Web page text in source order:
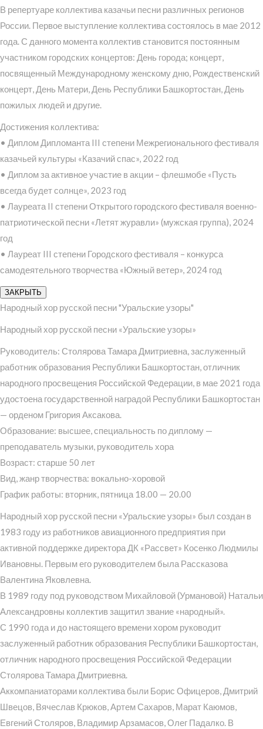
В репертуаре коллектива казачьи песни различных регионов
России. Первое выступление коллектива состоялось в мае 2012
года. С данного момента коллектив становится постоянным
участником городских концертов: День города; концерт,
посвященный Международному женскому дню, Рождественский
концерт, День Матери, День Республики Башкортостан, День
пожилых людей и другие.
Достижения коллектива:
• Диплом Дипломанта III степени Межрегионального фестиваля
казачьей культуры «Казачий спас», 2022 год
• Диплом за активное участие в акции – флешмобе «Пусть
всегда будет солнце», 2023 год
• Лауреата II степени Открытого городского фестиваля военно-
патриотической песни «Летят журавли» (мужская группа), 2024
год
• Лауреат III степени Городского фестиваля – конкурса
самодеятельного творчества «Южный ветер», 2024 год
ЗАКРЫТЬ
Народный хор русской песни "Уральские узоры"
Народный хор русской песни «Уральские узоры»
Руководитель: Столярова Тамара Дмитриевна, заслуженный
работник образования Республики Башкортостан, отличник
народного просвещения Российской Федерации, в мае 2021 года
удостоена государственной наградой Республики Башкортостан
— орденом Григория Аксакова.
Образование: высшее, специальность по диплому —
преподаватель музыки, руководитель хора
Возраст: старше 50 лет
Вид, жанр творчества: вокально-хоровой
График работы: вторник, пятница 18.00 — 20.00
Народный хор русской песни «Уральские узоры» был создан в
1983 году из работников авиационного предприятия при
активной поддержке директора ДК «Рассвет» Косенко Людмилы
Ивановны. Первым его руководителем была Рассказова
Валентина Яковлевна.
В 1989 году под руководством Михайловой (Урмановой) Натальи
Александровны коллектив защитил звание «народный».
С 1990 года и до настоящего времени хором руководит
заслуженный работник образования Республики Башкортостан,
отличник народного просвещения Российской Федерации
Столярова Тамара Дмитриевна.
Аккомпаниаторами коллектива были Борис Офицеров, Дмитрий
Швецов, Вячеслав Крюков, Артем Сахаров, Марат Каюмов,
Евгений Столяров, Владимир Арзамасов, Олег Падалко. В